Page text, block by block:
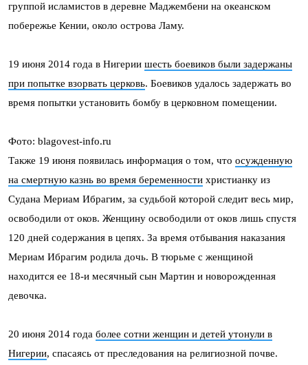
группой исламистов в деревне Маджембени на океанском
побережье Кении, около острова Ламу.
19 июня 2014 года в Нигерии шесть боевиков были задержаны
при попытке взорвать церковь. Боевиков удалось задержать во
время попытки установить бомбу в церковном помещении.
Фото: blagovest-info.ru
Также 19 июня появилась информация о том, что осужденную
на смертную казнь во время беременности христианку из
Судана Мериам Ибрагим, за судьбой которой следит весь мир,
освободили от оков. Женщину освободили от оков лишь спустя
120 дней содержания в цепях. За время отбывания наказания
Мериам Ибрагим родила дочь. В тюрьме с женщиной
находится ее 18-и месячный сын Мартин и новорожденная
девочка.
20 июня 2014 года более сотни женщин и детей утонули в
Нигерии, спасаясь от преследования на религиозной почве.